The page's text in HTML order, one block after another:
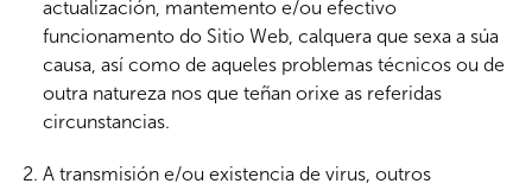
actualización, mantemento e/ou efectivo
funcionamento do Sitio Web, calquera que sexa a súa
causa, así como de aqueles problemas técnicos ou de
outra natureza nos que teñan orixe as referidas
circunstancias.
A transmisión e/ou existencia de virus, outros